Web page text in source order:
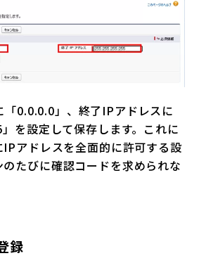
「0.0.0.0」、終了IPアドレスに
を設定して保存します。これに
IPアドレスを全面的に許可する設
たびに確認コードを求められな
録